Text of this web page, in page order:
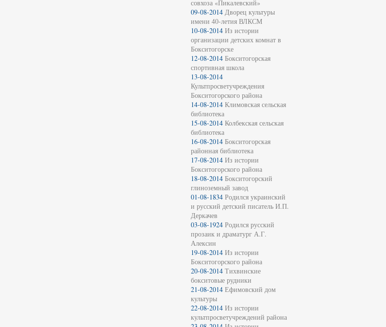
совхоза «Пикалевский»
09-08-2014 Дворец культуры
имени 40-летия ВЛКСМ
10-08-2014 Из истории
организации детских комнат в
Бокситогорске
12-08-2014 Бокситогорская
спортивная школа
13-08-2014
Культпросветучреждения
Бокситогорского района
14-08-2014 Климовская сельская
библиотека
15-08-2014 Колбекская сельская
библиотека
16-08-2014 Бокситогорская
районная библиотека
17-08-2014 Из истории
Бокситогорского района
18-08-2014 Бокситогорский
глиноземный завод
01-08-1834 Родился украинский
и русский детский писатель И.П.
Деркачев
03-08-1924 Родился русский
прозаик и драматург А.Г.
Алексин
19-08-2014 Из истории
Бокситогорского района
20-08-2014 Тихвинские
бокситовые рудники
21-08-2014 Ефимовский дом
культуры
22-08-2014 Из истории
культпросветучреждений района